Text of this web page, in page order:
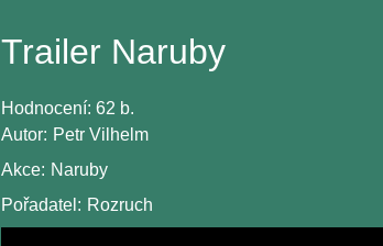
Trailer Naruby
Hodnocení: 62 b.
Autor: Petr Vilhelm
Akce: Naruby
Pořadatel: Rozruch